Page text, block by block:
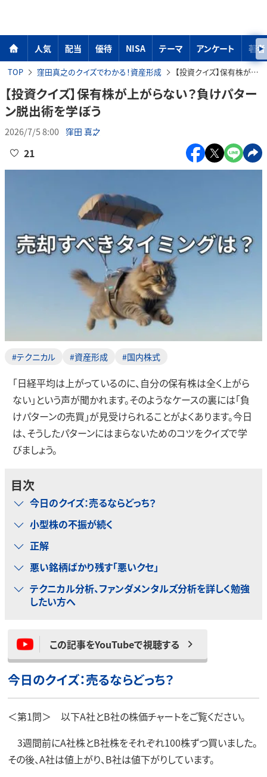
人気 配当 優待 NISA テーマ アンケート 著者
TOP 窪田真之のクイズでわかる！資産形成 【投資クイズ】保有株が上がらない？負けパターン脱出術を学ぼう
【投資クイズ】保有株が上がらない？負けパター
ン脱出術を学ぼう
2026/7/5 8:00 窪田 真之
21
#テクニカル #資産形成 #国内株式
「日経平均は上がっているのに、自分の保有株は全く上がら
ない」という声が聞かれます。そのようなケースの裏には「負
けパターンの売買」が見受けられることがよくあります。今日
は、そうしたパターンにはまらないためのコツをクイズで学
びましょう。
目次
今日のクイズ：売るならどっち？
小型株の不振が続く
正解
悪い銘柄ばかり残す「悪いクセ」
テクニカル分析、ファンダメンタルズ分析を詳しく勉強
したい方へ
この記事をYouTubeで視聴する
今日のクイズ：売るならどっち？
＜第1問＞ 以下A社とB社の株価チャートをご覧ください。
3週間前にA社株とB社株をそれぞれ100株ずつ買いました。
その後、A社は値上がり、B社は値下がりしています。